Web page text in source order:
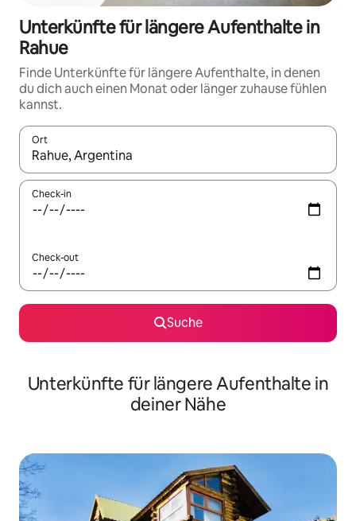
Unterkünfte für längere Aufenthalte in
Rahue
Finde Unterkünfte für längere Aufenthalte, in denen
du dich auch einen Monat oder länger zuhause fühlen
kannst.
Ort
Wenn Ergebnisse verfügbar sind, navigiere mit den
Check-in
Check-out
Suche
Unterkünfte für längere Aufenthalte in
deiner Nähe